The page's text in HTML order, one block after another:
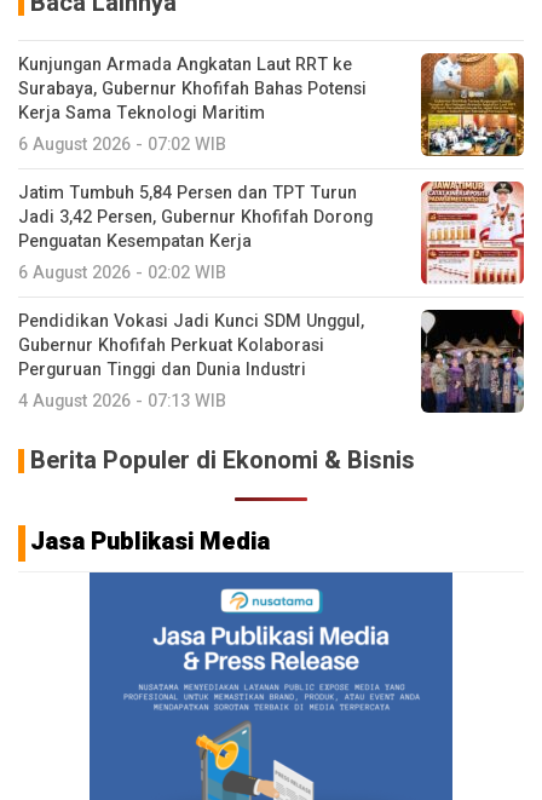
Kunjungan Armada Angkatan Laut RRT ke
Surabaya, Gubernur Khofifah Bahas Potensi
Kerja Sama Teknologi Maritim
6 August 2026 - 07:02 WIB
Jatim Tumbuh 5,84 Persen dan TPT Turun
Jadi 3,42 Persen, Gubernur Khofifah Dorong
Penguatan Kesempatan Kerja
6 August 2026 - 02:02 WIB
Pendidikan Vokasi Jadi Kunci SDM Unggul,
Gubernur Khofifah Perkuat Kolaborasi
Perguruan Tinggi dan Dunia Industri
4 August 2026 - 07:13 WIB
Berita Populer di Ekonomi & Bisnis
Jasa Publikasi Media